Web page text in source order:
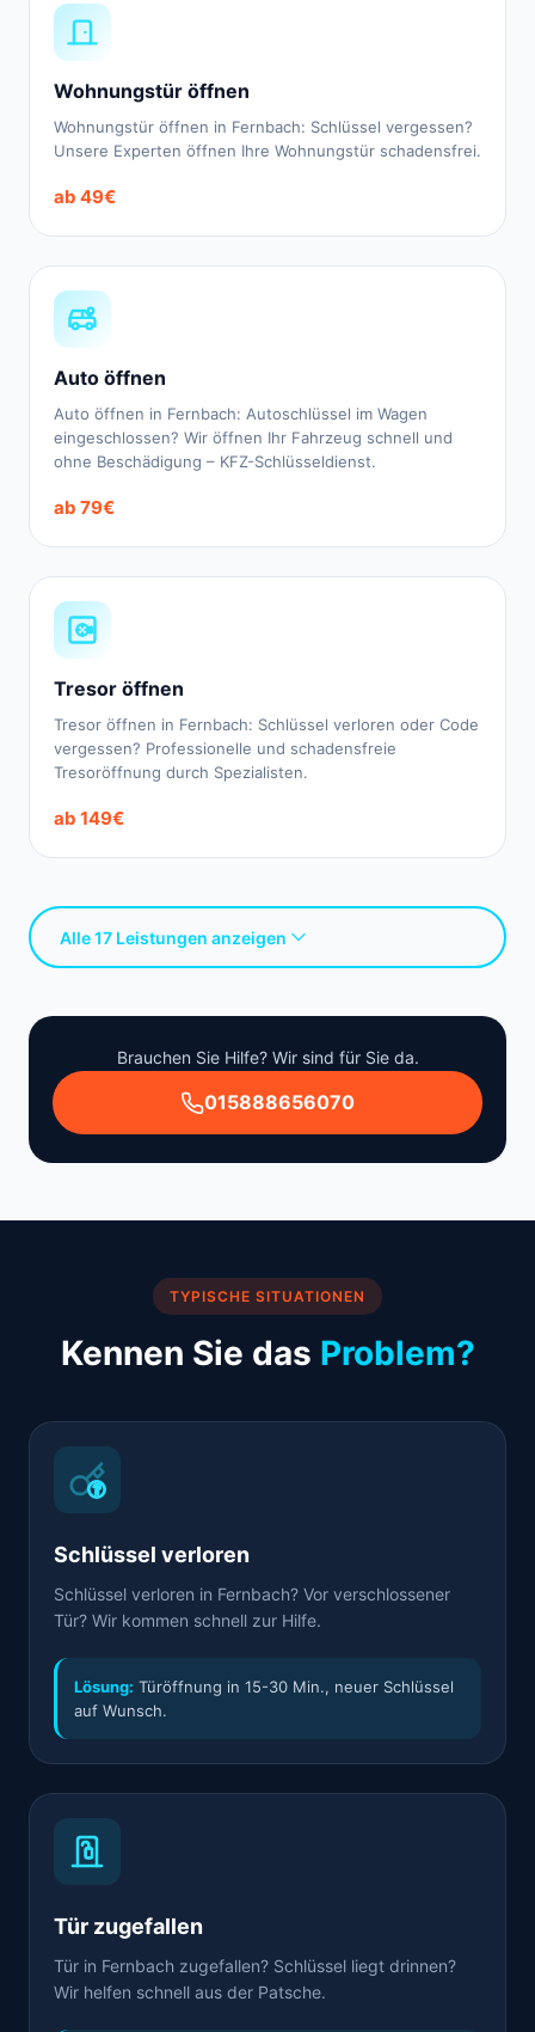
Wohnungstür öffnen
Wohnungstür öffnen in Fernbach: Schlüssel vergessen?
Unsere Experten öffnen Ihre Wohnungstür schadensfrei.
ab 49€
Auto öffnen
Auto öffnen in Fernbach: Autoschlüssel im Wagen
eingeschlossen? Wir öffnen Ihr Fahrzeug schnell und
ohne Beschädigung – KFZ-Schlüsseldienst.
ab 79€
Tresor öffnen
Tresor öffnen in Fernbach: Schlüssel verloren oder Code
vergessen? Professionelle und schadensfreie
Tresoröffnung durch Spezialisten.
ab 149€
Alle 17 Leistungen anzeigen
Brauchen Sie Hilfe? Wir sind für Sie da.
015888656070
TYPISCHE SITUATIONEN
Kennen Sie das Problem?
Schlüssel verloren
Schlüssel verloren in Fernbach? Vor verschlossener
Tür? Wir kommen schnell zur Hilfe.
Lösung: Türöffnung in 15-30 Min., neuer Schlüssel
auf Wunsch.
Tür zugefallen
Tür in Fernbach zugefallen? Schlüssel liegt drinnen?
Wir helfen schnell aus der Patsche.